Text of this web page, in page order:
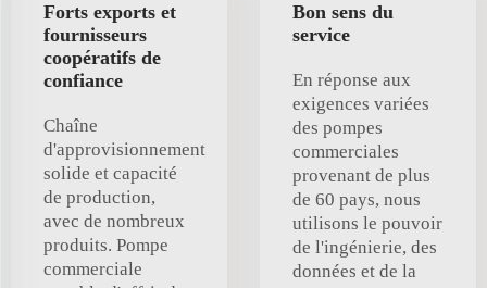
Forts exports et
fournisseurs
coopératifs de
confiance
Chaîne
d'approvisionnement
solide et capacité
de production,
avec de nombreux
produits. Pompe
commerciale
Bon sens du
service
En réponse aux
exigences variées
des pompes
commerciales
provenant de plus
de 60 pays, nous
utilisons le pouvoir
de l'ingénierie, des
données et de la